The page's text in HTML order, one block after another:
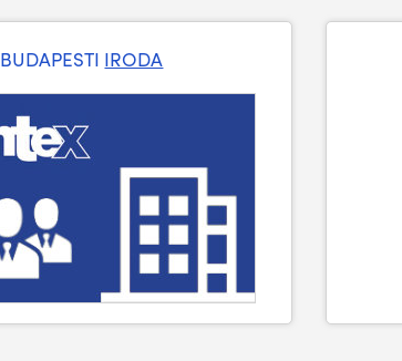
BUDAPESTI IRODA